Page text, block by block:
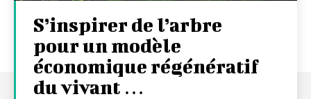
S’inspirer de l’arbre
pour un modèle
économique régénératif
du vivant …